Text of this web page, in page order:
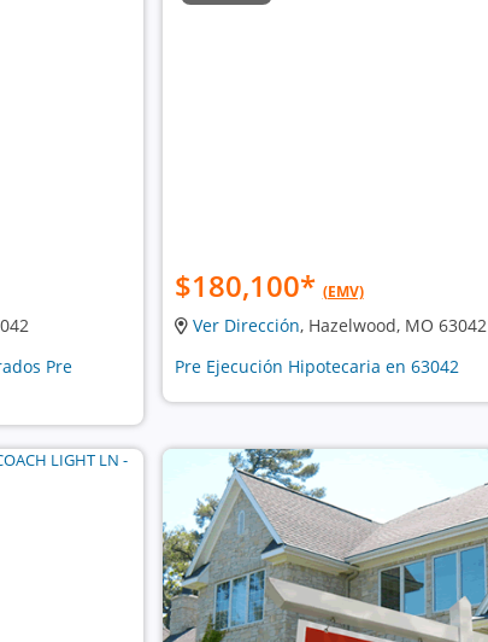
Pre
$180,100* (EMV)
Ver Dirección, Hazelwood, MO 63042
Pre Ejecución Hipotecaria en 63042